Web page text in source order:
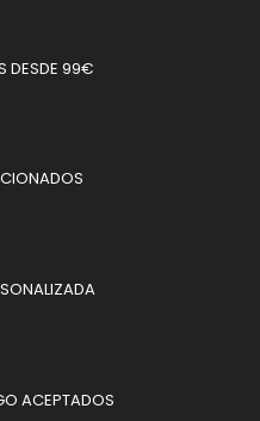
DESDE 99€
ACEPTADOS